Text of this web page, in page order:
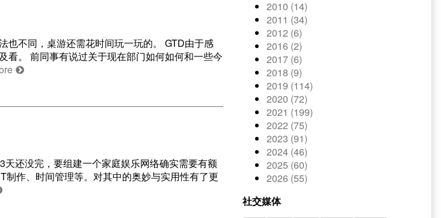
也不同，桌游还需花时间玩一玩的。 GTD由于感
看。 前同事有说过关于现在部门如何如何和一些今
还没完，要组建一个家庭娱乐网络确实需要有额
作、时间管理等。对其中的奥妙与实用性有了更
2010 (14)
2011 (34)
2012 (6)
2016 (2)
2017 (6)
2018 (9)
2019 (114)
2020 (72)
2021 (199)
2022 (75)
2023 (91)
2024 (46)
2025 (60)
2026 (55)
社交媒体